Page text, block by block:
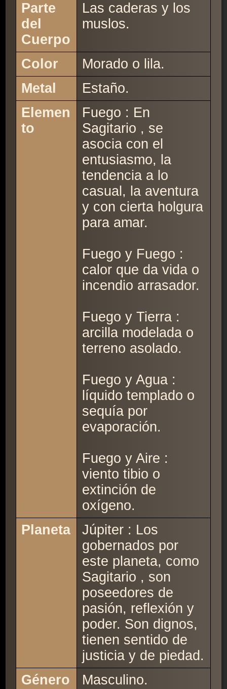
Parte
del
Cuerpo
Las caderas y los
muslos.
Color
Morado o lila.
Metal
Estaño.
Elemen
to
Fuego : En
Sagitario , se
asocia con el
entusiasmo, la
tendencia a lo
casual, la aventura
y con cierta holgura
para amar.
Fuego y Fuego :
calor que da vida o
incendio arrasador.
Fuego y Tierra :
arcilla modelada o
terreno asolado.
Fuego y Agua :
líquido templado o
sequía por
evaporación.
Fuego y Aire :
viento tibio o
extinción de
oxígeno.
Planeta
Júpiter : Los
gobernados por
este planeta, como
Sagitario , son
poseedores de
pasión, reflexión y
poder. Son dignos,
tienen sentido de
justicia y de piedad.
Género
Masculino.